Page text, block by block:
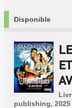
Disponible
publishing,